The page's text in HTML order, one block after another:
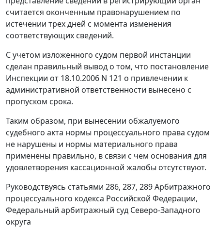
считается оконченным правонарушением по
истечении трех дней с момента изменения
соответствующих сведений.
С учетом изложенного судом первой инстанции
сделан правильный вывод о том, что постановление
Инспекции от 18.10.2006 N 121 о привлечении к
административной ответственности вынесено с
пропуском срока.
Таким образом, при вынесении обжалуемого
судебного акта нормы процессуального права судом
не нарушены и нормы материального права
применены правильно, в связи с чем основания для
удовлетворения кассационной жалобы отсутствуют.
Руководствуясь статьями 286, 287, 289Арбитражного
процессуального кодекса Российской Федерации,
Федеральный арбитражный суд Северо-Западного
округа